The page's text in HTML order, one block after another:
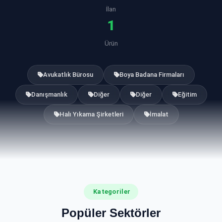
İlan
1
Ürün
Avukatlık Bürosu Boya Badana Firmaları
Danışmanlık Diğer Diğer Eğitim
Halı Yıkama Şirketleri İmalat
Kategoriler
Popüler Sektörler